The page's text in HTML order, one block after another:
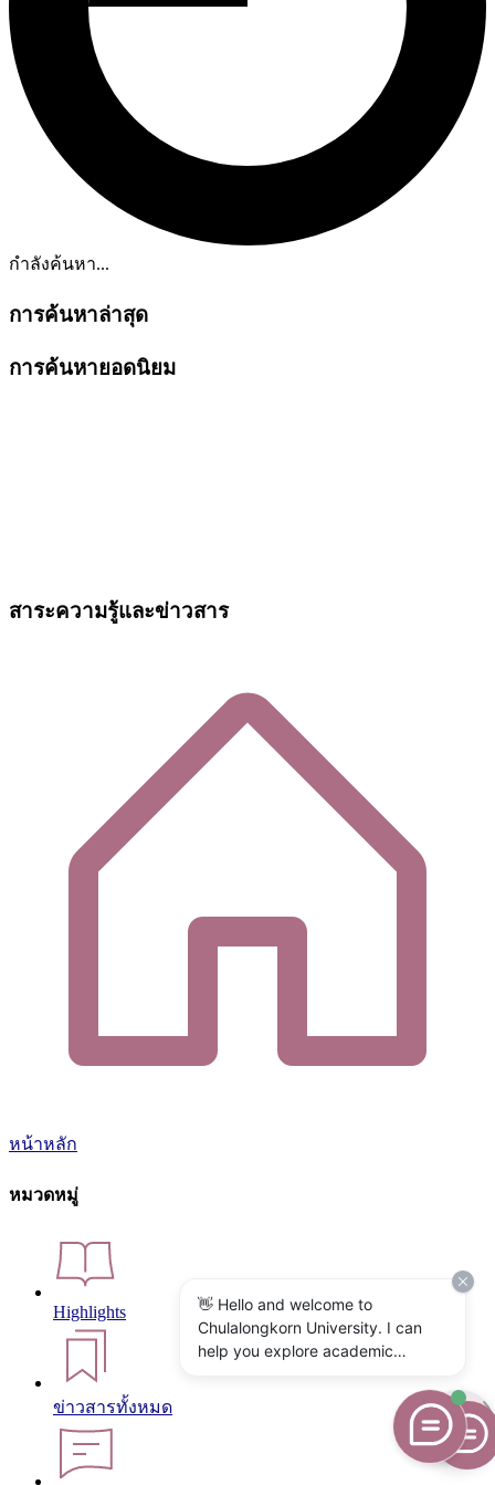
กำลังค้นหา...
การค้นหาล่าสุด
การค้นหายอดนิยม
สาระความรู้และข่าวสาร
หน้าหลัก
หมวดหมู่
Highlights
ข่าวสารทั้งหมด
👋 Hello and welcome to
Chulalongkorn University. I can
help you explore academic